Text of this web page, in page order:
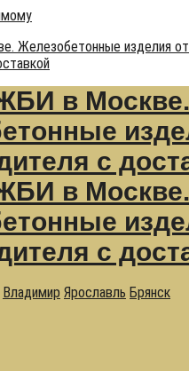
Железобетонные изделия от
Владимир Ярославль Брянск